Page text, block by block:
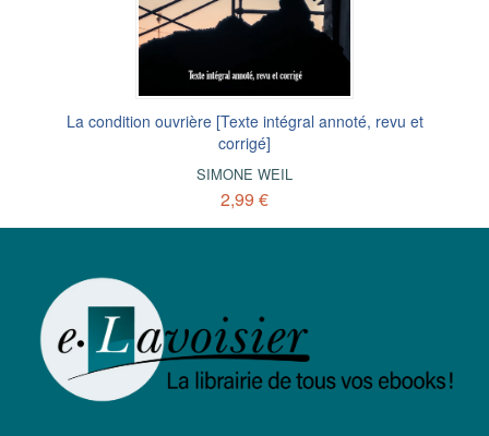
La condition ouvrière [Texte intégral annoté, revu et
corrigé]
SIMONE WEIL
2,99 €